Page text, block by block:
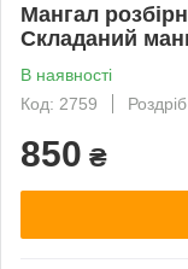
Мангал
Складаний
В наявності
Код: 2759
Роздріб
850 ₴